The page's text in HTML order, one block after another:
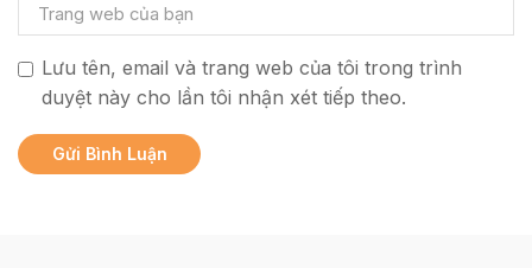
Lưu tên, email và trang web của tôi trong trình
duyệt này cho lần tôi nhận xét tiếp theo.